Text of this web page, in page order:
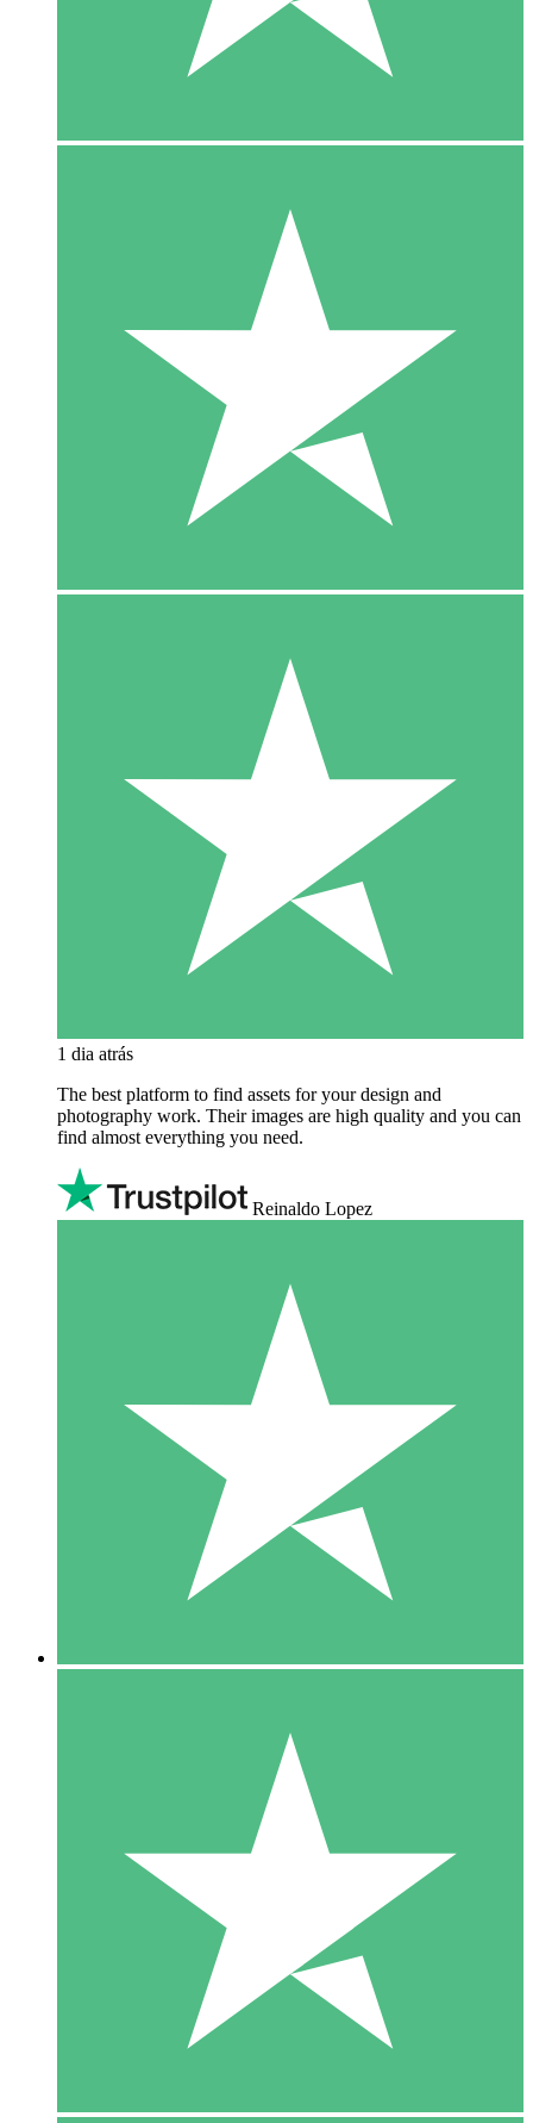
1 dia atrás
The best platform to find assets for your design and
photography work. Their images are high quality and you can
find almost everything you need.
Reinaldo Lopez